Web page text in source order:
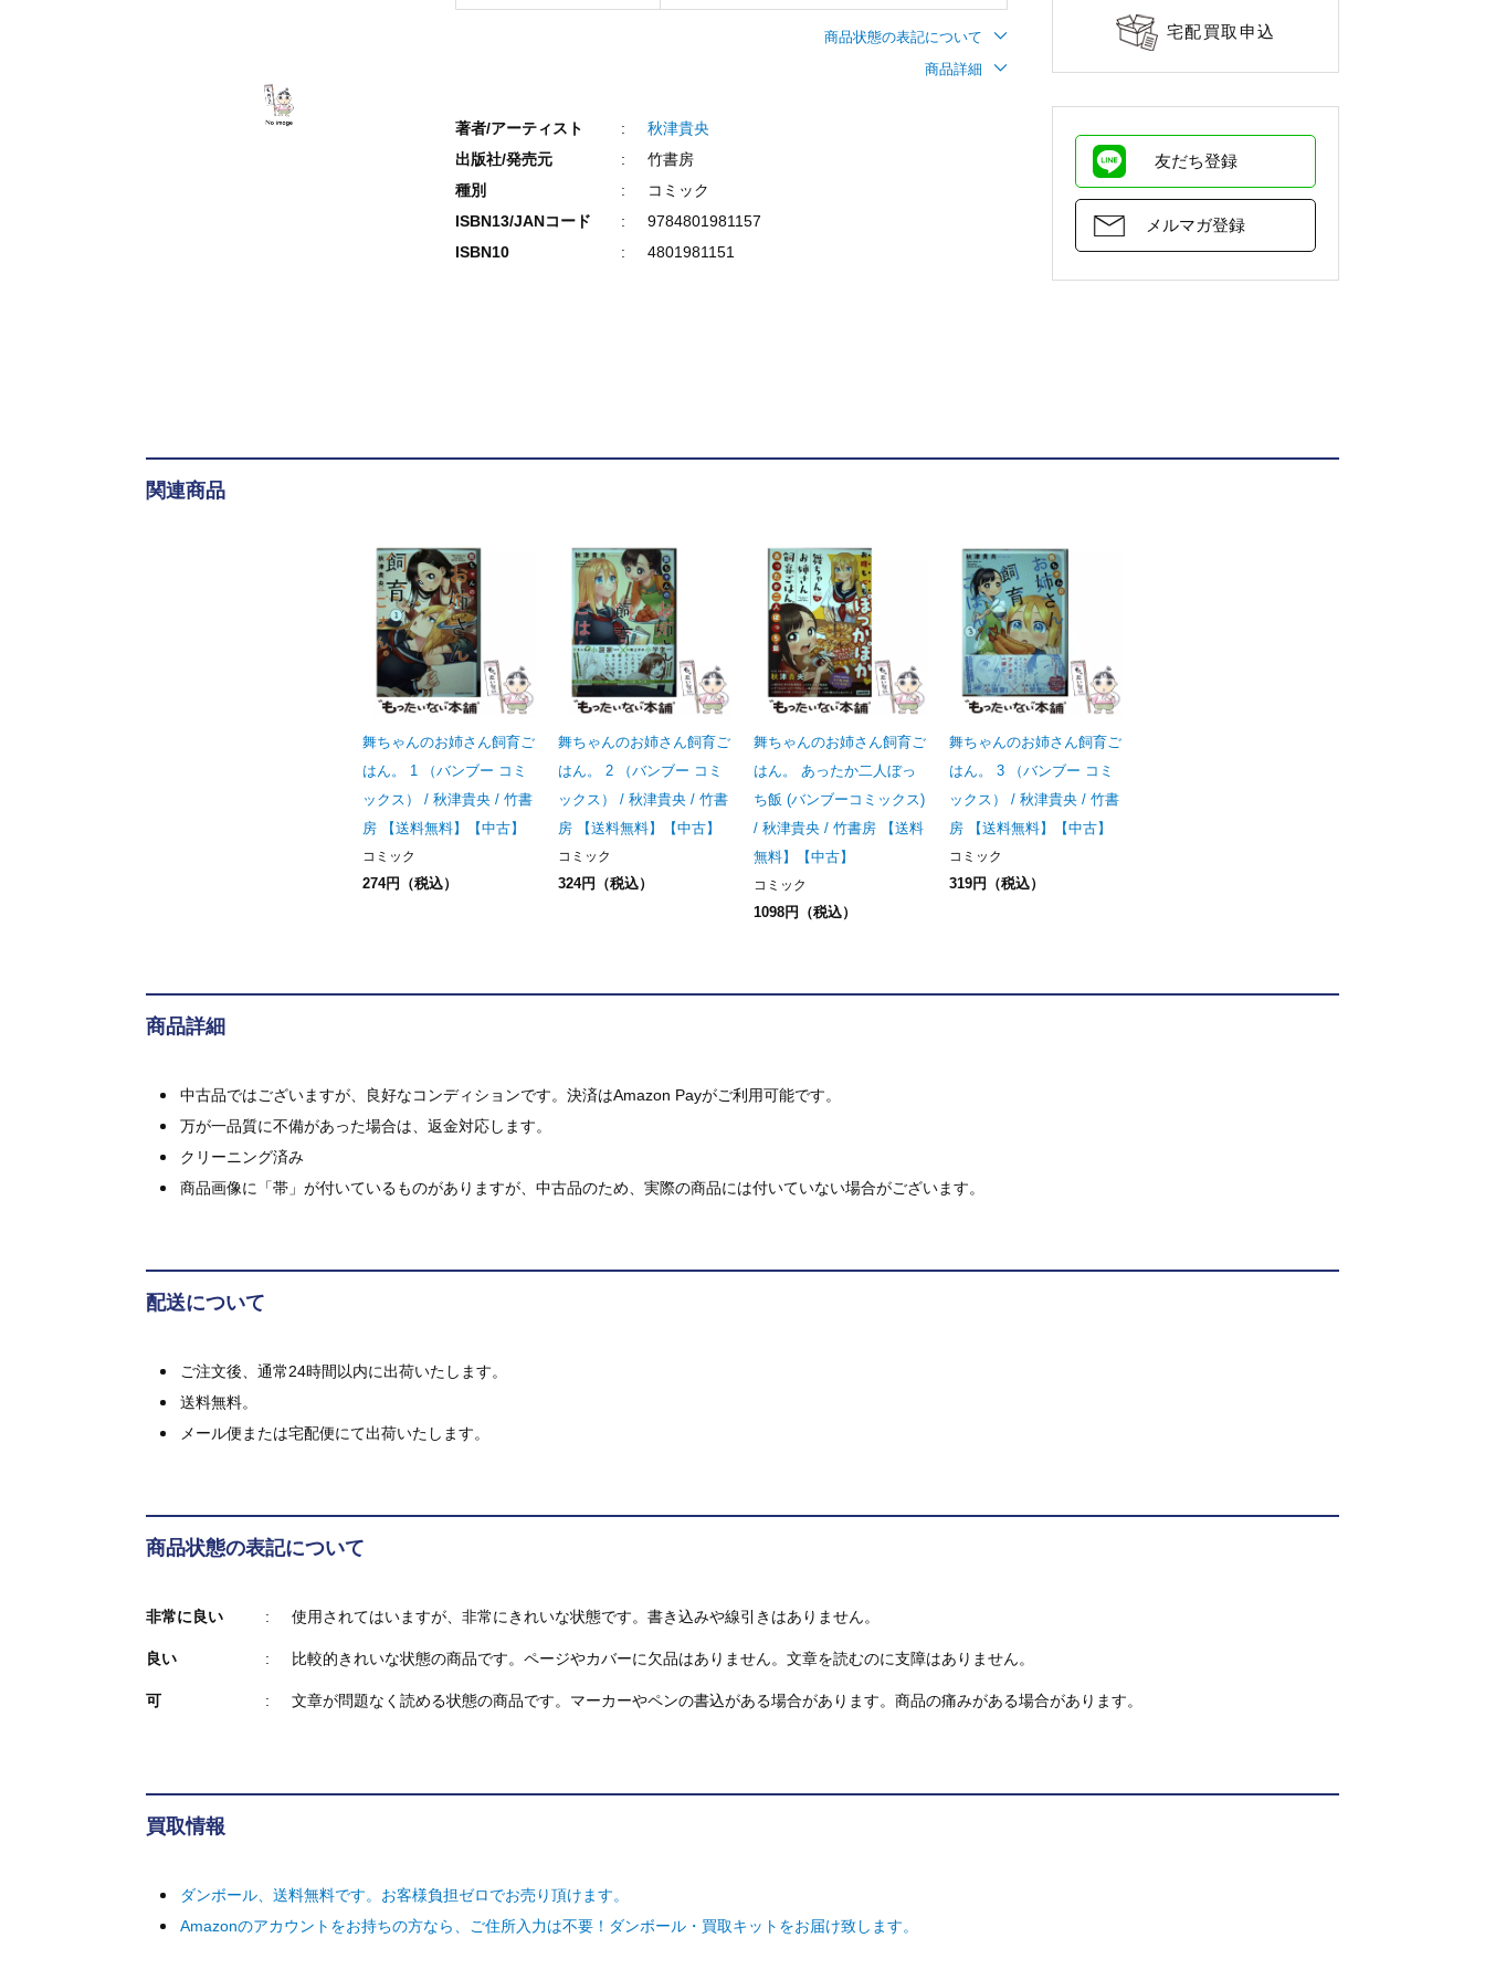
宅配買取申込
友だち登録
メルマガ登録
商品状態の表記について
商品詳細
著者/アーティスト
秋津貴央
出版社/発売元
竹書房
種別
コミック
ISBN13/JANコード
9784801981157
ISBN10
4801981151
関連商品
舞ちゃんのお姉さん飼育ご
はん。 1 （バンブー コミ
ックス） / 秋津貴央 / 竹書
房 【送料無料】【中古】
コミック
274円（税込）
舞ちゃんのお姉さん飼育ご
はん。 2 （バンブー コミ
ックス） / 秋津貴央 / 竹書
房 【送料無料】【中古】
コミック
324円（税込）
舞ちゃんのお姉さん飼育ご
はん。 あったか二人ぼっ
ち飯 (バンブーコミックス)
/ 秋津貴央 / 竹書房 【送料
無料】【中古】
コミック
1098円（税込）
舞ちゃんのお姉さん飼育ご
はん。 3 （バンブー コミ
ックス） / 秋津貴央 / 竹書
房 【送料無料】【中古】
コミック
319円（税込）
商品詳細
中古品ではございますが、良好なコンディションです。決済はAmazon Payがご利用可能です。
万が一品質に不備があった場合は、返金対応します。
クリーニング済み
商品画像に「帯」が付いているものがありますが、中古品のため、実際の商品には付いていない場合がございます。
配送について
ご注文後、通常24時間以内に出荷いたします。
送料無料。
メール便または宅配便にて出荷いたします。
商品状態の表記について
非常に良い 使用されてはいますが、非常にきれいな状態です。書き込みや線引きはありません。
良い 比較的きれいな状態の商品です。ページやカバーに欠品はありません。文章を読むのに支障はありません。
可 文章が問題なく読める状態の商品です。マーカーやペンの書込がある場合があります。商品の痛みがある場合があります。
買取情報
ダンボール、送料無料です。お客様負担ゼロでお売り頂けます。
Amazonのアカウントをお持ちの方なら、ご住所入力は不要！ダンボール・買取キットをお届け致します。